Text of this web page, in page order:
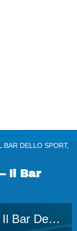
BAR DELLO SPORT,
Il Bar
Replica Del 27/05/2026 - Il Bar Dello Sport (AUDIO)